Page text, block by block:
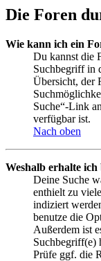
Die Foren
Wie kann ich ein
Du kannst die
Suchbegriff in
Übersicht, der
Suche“-Link
verfügbar ist.
Nach oben
Weshalb erhalte ich
Deine Suche
enthielt zu
indiziert
benutze die
Außerdem ist
Suchbegriff(e)
Prüfe ggf. die